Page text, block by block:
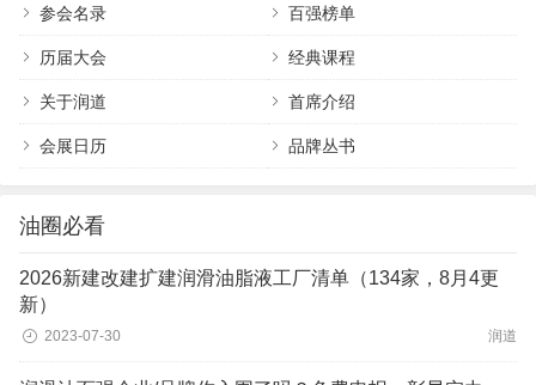
参会名录 百强榜单
历届大会 经典课程
关于润道 首席介绍
会展日历 品牌丛书
油圈必看
2026新建改建扩建润滑油脂液工厂清单（134家，8月4更
新）
2023-07-30 润道